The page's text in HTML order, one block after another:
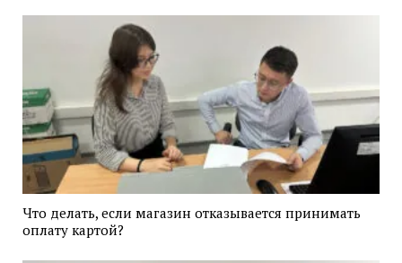
Что делать, если магазин отказывается принимать
оплату картой?